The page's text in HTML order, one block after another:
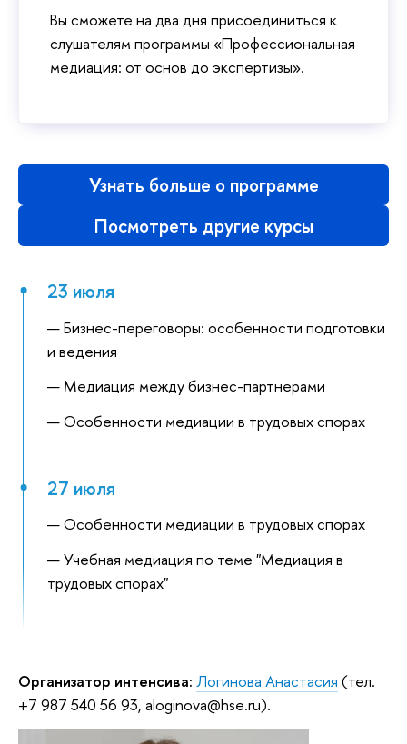
Вы сможете на два дня присоединиться к
слушателям программы «Профессиональная
медиация: от основ до экспертизы».
Узнать больше о программе
Посмотреть другие курсы
23 июля
Бизнес-переговоры: особенности подготовки
и ведения
Медиация между бизнес-партнерами
Особенности медиации в трудовых спорах
27 июля
Особенности медиации в трудовых спорах
Учебная медиация по теме "Медиация в
трудовых спорах"
Организатор интенсива: Логинова Анастасия (тел.
+7 987 540 56 93, aloginova@hse.ru).